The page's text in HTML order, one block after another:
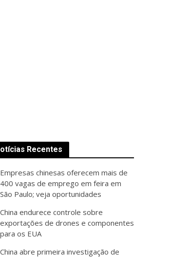
Recentes
Empresas chinesas oferecem mais de
400 vagas de emprego em feira em
São Paulo; veja oportunidades
China endurece controle sobre
exportações de drones e componentes
para os EUA
China abre primeira investigação de